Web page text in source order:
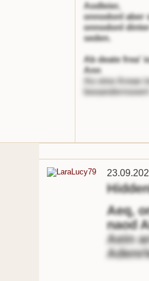
Aodleier,
onnodonl aber
onnodonl
seden.
Ab deate frea'
Ann
Ao eine Areae
beoandernsoert
Aeq,
naod
Aein